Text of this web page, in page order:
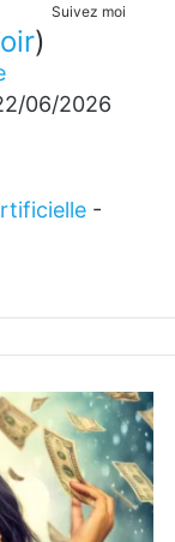
Suivez moi
)
06/2026
-